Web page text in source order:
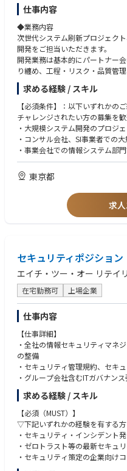
仕事内容
◆業務内容
次世代システム刷新プロジェク
開発をご担当いただきます。
開発業務は基本的にパートナー
り纏め、工程・リスク・品質管
の上流工程をお任せいたします。
ご経験に応じて担当領域の開発
ーとしての役割を担っていただ
部署：営業システム部、ECシス
ステム推進部
①営業システム部
守
・商品供給、受注管理システム
・システム例：POSレジ、決済
ム、商品供給・物流管理システム
②ECシステム部
・後方業務システム（店舗、会
ど）の開発、運用、保守
・情報系システム、経営指導員(
タル、生成AI、RPAの開発、運用
・レガシーシステムに対し、ク
モダナイゼーションPJの推進
・次期情報系基盤、データ分析
・システム例：財務会計、資産
レート管理に関わるシステム
④次期システム推進部
・次世代システム刷新プロジェ
検討、推進
・システム例：POSレジ、スト
求める経験 / スキル
【必須条件】：以下いずれかの
チャレンジされたい方の募集を歓
・大規模システム開発のプロジ
・コンサル会社、SI事業者での
・事業会社での情報システム部
・スマホアプリサービス、ECサ
・パッケージサービスを活用し
・小売業における業務部門での経
・上流工程(システム企画含む)
・プロジェクトリーダー経験
・小売業での本社勤務や業務部門
東京都
求
セキュリティポジション
エイチ・ツー・オー リテイ
在宅勤務可 上場企業
仕事内容
【仕事詳細】
・全社の情報セキュリティマネ
の整備
・セキュリティ管理規約、セキ
・グループ会社含むITガバナン
・セキュリティ関連ソフトの導入
・セキュリティインシデントの対
・社内開発システムのセキュリテ
・社内セキュリティ教育、促進
施
【仕事の魅力】
求める経験 / スキル
【必須（MUST）】
▽下記いずれかの経験を有する方
・セキュリティ・インシデント
・ゼロトラスト等の最新セキュ
・セキュリティ策定の企業向け
・クラウドセキュリティに関する